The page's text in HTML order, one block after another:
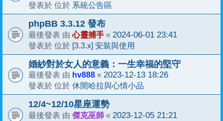
發表於 位於 系統公告區
phpBB 3.3.12 發布
最後發表 由心靈捕手 « 2024-06-01 23:41
發表於 位於 [3.3.x] 安裝與使用
婚紗對於女人的意義：一生幸福的堅守
最後發表 由 hv888 « 2023-12-13 18:26
發表於 位於 休閒哈拉與心情小品
12/4~12/10星座運勢
最後發表 由 傑克巫師 « 2023-12-05 21:21